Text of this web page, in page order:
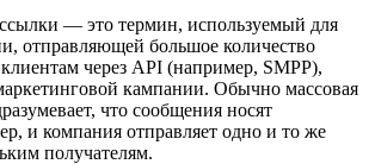
— это термин, используемый для
отправляющей большое количество
через API (например, SMPP),
кампании. Обычно массовая
что сообщения носят
и компания отправляет одно и то же
получателям.